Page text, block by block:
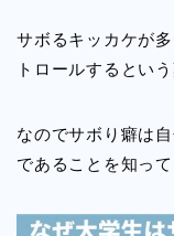
サボるキッカケが
トロールするとい
なのでサボり癖は
であることを知って